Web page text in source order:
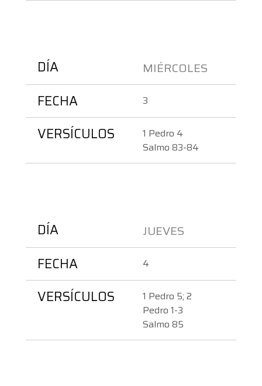
DÍA MIÉRCOLES
FECHA 3
VERSÍCULOS
1 Pedro 4
Salmo 83-84
DÍA JUEVES
FECHA 4
VERSÍCULOS
1 Pedro 5; 2
Pedro 1-3
Salmo 85